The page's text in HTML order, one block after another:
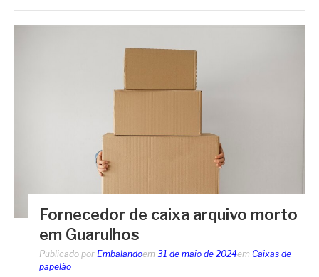
Fornecedor de caixa arquivo morto
em Guarulhos
Publicado por Embalandoem 31 de maio de 2024em Caixas de
papelão